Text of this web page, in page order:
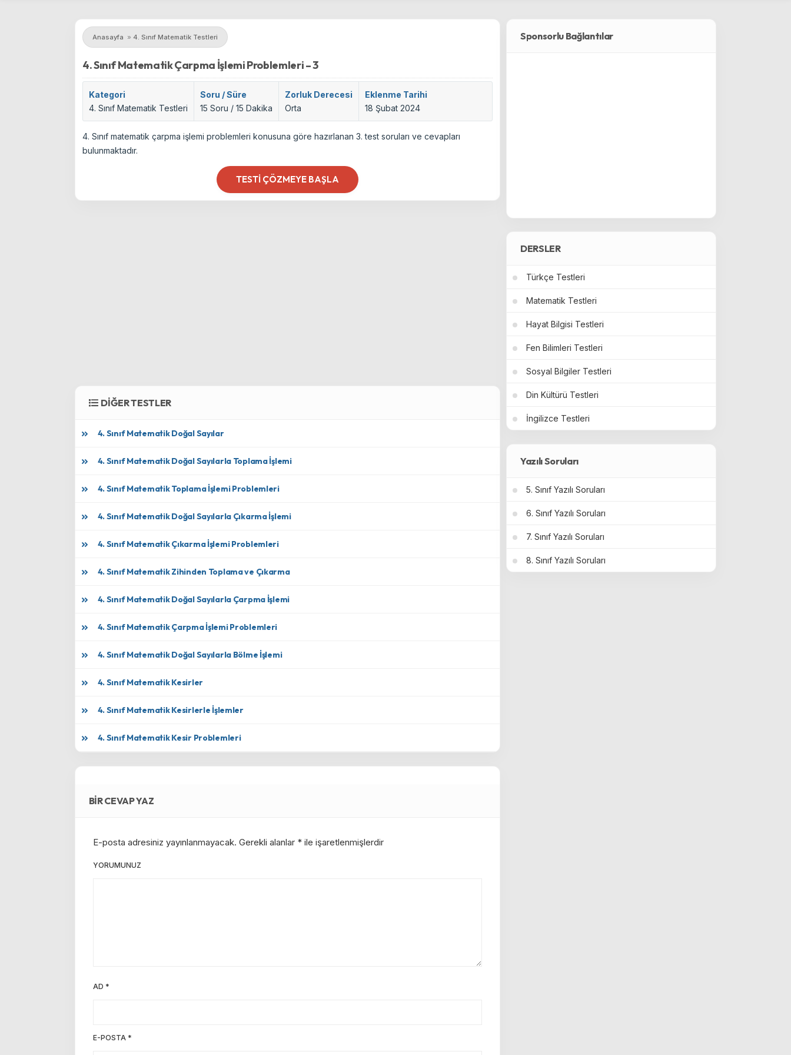
Anasayfa » 4. Sınıf Matematik Testleri
4. Sınıf Matematik Çarpma İşlemi Problemleri – 3
Kategori
4. Sınıf Matematik Testleri
Soru / Süre
15 Soru / 15 Dakika
Zorluk Derecesi
Orta
Eklenme Tarihi
18 Şubat 2024
4. Sınıf matematik çarpma işlemi problemleri konusuna göre hazırlanan 3. test soruları ve cevapları
bulunmaktadır.
TESTI ÇÖZMEYE BAŞLA
DİĞER TESTLER
4. Sınıf Matematik Doğal Sayılar
4. Sınıf Matematik Doğal Sayılarla Toplama İşlemi
4. Sınıf Matematik Toplama İşlemi Problemleri
4. Sınıf Matematik Doğal Sayılarla Çıkarma İşlemi
4. Sınıf Matematik Çıkarma İşlemi Problemleri
4. Sınıf Matematik Zihinden Toplama ve Çıkarma
4. Sınıf Matematik Doğal Sayılarla Çarpma İşlemi
4. Sınıf Matematik Çarpma İşlemi Problemleri
4. Sınıf Matematik Doğal Sayılarla Bölme İşlemi
4. Sınıf Matematik Kesirler
4. Sınıf Matematik Kesirlerle İşlemler
4. Sınıf Matematik Kesir Problemleri
BIR CEVAP YAZ
E-posta adresiniz yayınlanmayacak. Gerekli alanlar * ile işaretlenmişlerdir
YORUMUNUZ
AD *
E-POSTA *
Sponsorlu Bağlantılar
DERSLER
Türkçe Testleri
Matematik Testleri
Hayat Bilgisi Testleri
Fen Bilimleri Testleri
Sosyal Bilgiler Testleri
Din Kültürü Testleri
İngilizce Testleri
Yazılı Soruları
5. Sınıf Yazılı Soruları
6. Sınıf Yazılı Soruları
7. Sınıf Yazılı Soruları
8. Sınıf Yazılı Soruları